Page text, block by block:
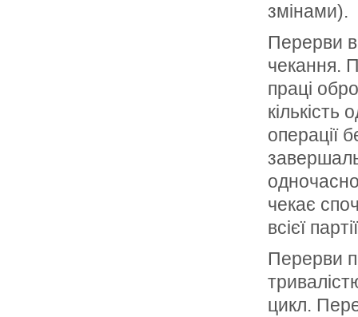
змінами).
Перерви в
чекання.
праці
кількість
операції
чекає
всієї
Перерви
цикл.